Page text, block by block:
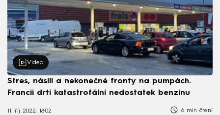
Video
Stres, násilí a nekonečné fronty na pumpách.
Francii drtí katastrofální nedostatek benzinu
11. říj 2022, 18:02 6 min čtení